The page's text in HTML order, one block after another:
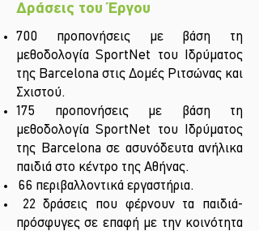
Δράσεις του Έργου
700 προπονήσεις με βάση τη
μεθοδολογία SportNet του Ιδρύματος
της Barcelona στις Δομές Ριτσώνας και
Σχιστού.
175 προπονήσεις με βάση τη
μεθοδολογία SportNet του Ιδρύματος
της Barcelona σε ασυνόδευτα ανήλικα
παιδιά στο κέντρο της Αθήνας.
66 περιβαλλοντικά εργαστήρια.
22 δράσεις που φέρνουν τα παιδιά-
πρόσφυγες σε επαφή με την κοινότητα